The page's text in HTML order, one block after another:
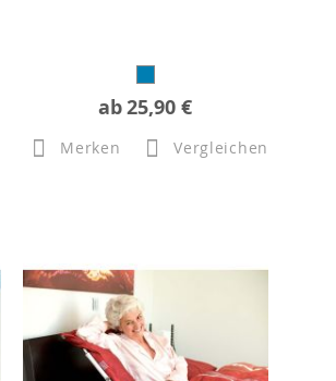
ab25,90 €
Merken Vergleichen